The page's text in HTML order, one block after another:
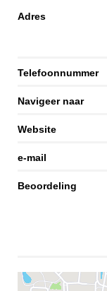
Adres
Telefoonnummer
Navigeer naar
Website
e-mail
Beoordeling